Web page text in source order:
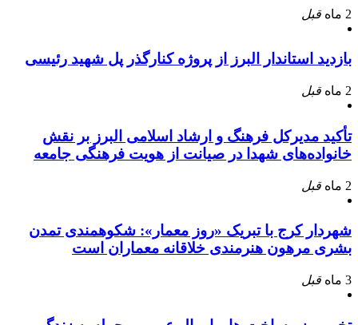
2 ماه قبل
بازدید استاندار البرز از پروژه کنارگذر پل شهید رئیسی
2 ماه قبل
تأکید مدیرکل فرهنگ و ارشاد اسلامی البرز بر نقش
خانواده‌های شهدا در صیانت از هویت فرهنگی جامعه
2 ماه قبل
شهردار کرج با تبریک «روز معمار»: شکوهمندی تمدن
بشری مرهون هنرمندی خلاقانه معماران است
3 ماه قبل